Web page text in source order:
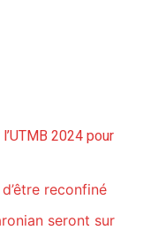
2024 pour
reconfiné
seront sur